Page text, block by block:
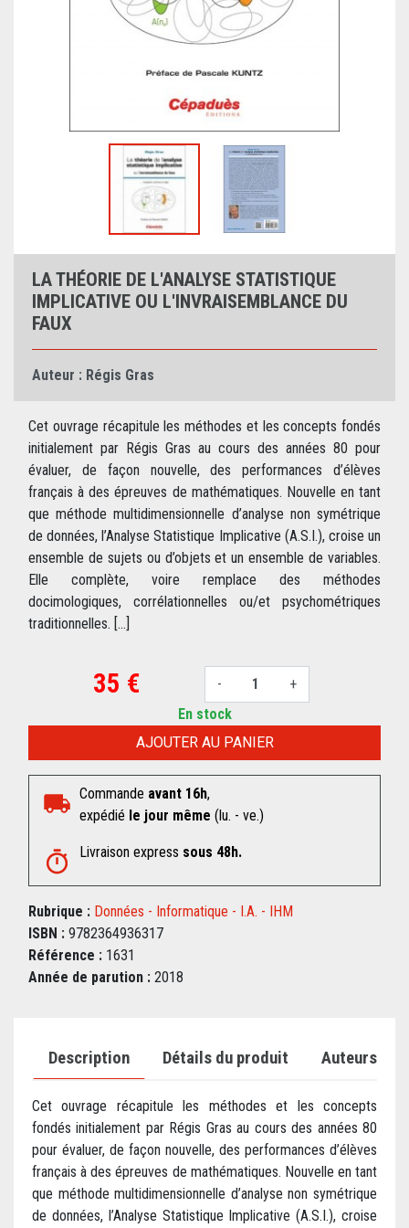
LA THÉORIE DE L'ANALYSE STATISTIQUE
IMPLICATIVE OU L'INVRAISEMBLANCE DU
FAUX
Auteur : Régis Gras
Cet ouvrage récapitule les méthodes et les concepts fondés
initialement par Régis Gras au cours des années 80 pour
évaluer, de façon nouvelle, des performances d’élèves
français à des épreuves de mathématiques. Nouvelle en tant
que méthode multidimensionnelle d’analyse non symétrique
de données, l’Analyse Statistique Implicative (A.S.I.), croise un
ensemble de sujets ou d’objets et un ensemble de variables.
Elle complète, voire remplace des méthodes
docimologiques, corrélationnelles ou/et psychométriques
traditionnelles. [...]
35 € - +
AJOUTER AU PANIER
En stock
Commande avant 16h,
expédié le jour même (lu. - ve.)
Livraison express sous 48h.
Rubrique : Données - Informatique - I.A. - IHM
ISBN : 9782364936317
Référence : 1631
Année de parution : 2018
Description Détails du produit Auteurs
Cet ouvrage récapitule les méthodes et les concepts
fondés initialement par Régis Gras au cours des années 80
pour évaluer, de façon nouvelle, des performances d’élèves
français à des épreuves de mathématiques. Nouvelle en tant
que méthode multidimensionnelle d’analyse non symétrique
de données, l’Analyse Statistique Implicative (A.S.I.), croise